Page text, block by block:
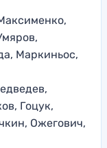
Маркиньос,
Гоцук,
Ожегович,